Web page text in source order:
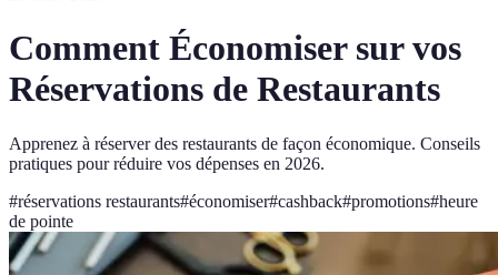
Comment Économiser sur vos
Réservations de Restaurants
Apprenez à réserver des restaurants de façon économique. Conseils
pratiques pour réduire vos dépenses en 2026.
#réservations restaurants#économiser#cashback#promotions#heure
de pointe